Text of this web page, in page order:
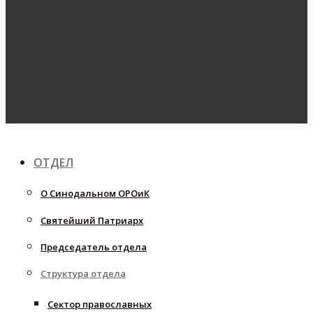
ОТДЕЛ
О Синодальном ОРОиК
Святейший Патриарх
Председатель отдела
Структура отдела
Сектор православных